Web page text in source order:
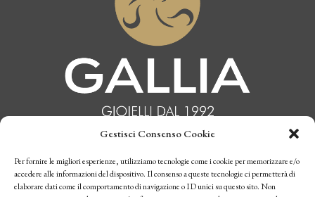
Gestisci Consenso Cookie
Per fornire le migliori esperienze, utilizziamo tecnologie come i cookie per memorizzare e/o
accedere alle informazioni del dispositivo. Il consenso a queste tecnologie ci permetterà di
elaborare dati come il comportamento di navigazione o ID unici su questo sito. Non
INFORMATIVA PRIVACY
CONDIZIONI DI VENDITA